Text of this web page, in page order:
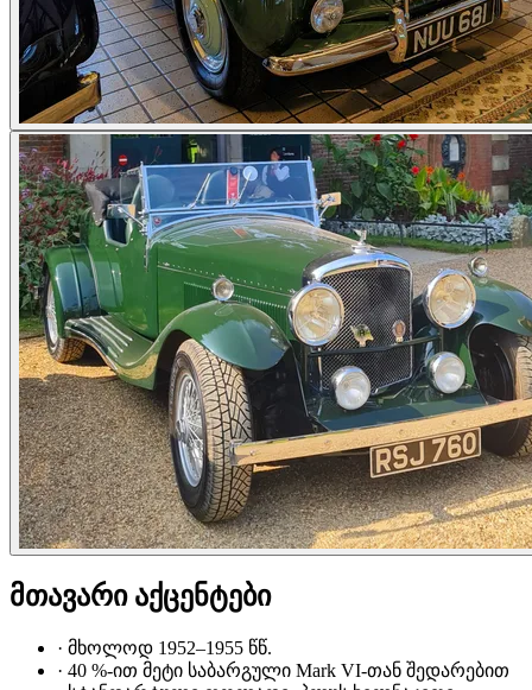
მთავარი აქცენტები
· მხოლოდ 1952–1955 წწ.
· 40 %-ით მეტი საბარგული Mark VI-თან შედარებით